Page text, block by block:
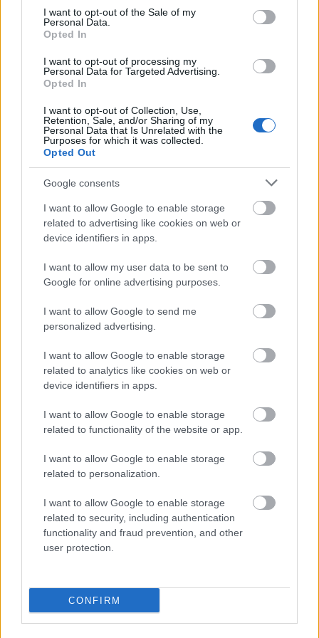
consent section.
I want to opt-out of the Sale of my
Personal Data.
Opted In
I want to opt-out of processing my
Personal Data for Targeted Advertising.
Opted In
I want to opt-out of Collection, Use,
Retention, Sale, and/or Sharing of my
Personal Data that Is Unrelated with the
Purposes for which it was collected.
Opted Out
Google consents
I want to allow Google to enable storage
related to advertising like cookies on web or
device identifiers in apps.
I want to allow my user data to be sent to
Google for online advertising purposes.
I want to allow Google to send me
personalized advertising.
I want to allow Google to enable storage
related to analytics like cookies on web or
device identifiers in apps.
I want to allow Google to enable storage
related to functionality of the website or app.
I want to allow Google to enable storage
related to personalization.
I want to allow Google to enable storage
related to security, including authentication
functionality and fraud prevention, and other
user protection.
CONFIRM
és a hirdetési rendszerek mesteri ismerete. Például
tudni kell, mikor hagyatkozzunk a
Google Ads
licitálási algoritmusaira
irányítást.
Fontos azonban kijelölni a határokat. Az
amiket soha nem bízhatunk az AI-ra, ha meg akarjuk
tartani a márka hitelességét. Különösen igaz ez a
zöld marketing területére, ahol az ökológiai
lábnyom és a fenntarthatóság kérdései valódi
morális iránytűt igényelnek.
Képzés és Mérés: A Siker Záloga
A technológia mit sem ér, ha a csapat nem tudja
hónap alatt szintet hozható a teljes állomány.
Ugyanez a módszertan elérhetőspecifikus szakmai
És hogyan mérjük mindezt? A
nem fél az összehasonlítástól, az tudja: a
hagyományos és az AI ügynökségek megtérülése
között ma már ég és föld a különbség.
Készen áll a 2026-os piaci átrendeződésre?
átalakulásakészületlenül érje cégét!
Vegye fel velünk a kapcsolatot, és építsünk együtt
egy jövőálló marketing gépezetet!
© 2026 Digitális Marketing Magazin | Szakmai
partnereink: REIT, Autopedia, Használtautómotor,